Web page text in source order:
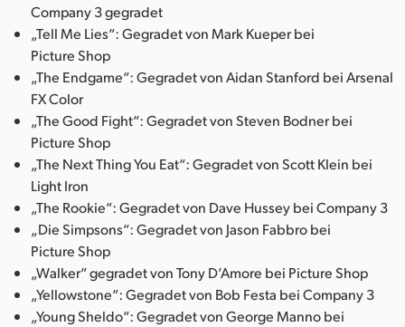
Company 3 gegradet
„Tell Me Lies“: Gegradet von Mark Kueper bei
Picture Shop
„The Endgame“: Gegradet von Aidan Stanford bei Arsenal
FX Color
„The Good Fight“: Gegradet von Steven Bodner bei
Picture Shop
„The Next Thing You Eat“: Gegradet von Scott Klein bei
Light Iron
„The Rookie“: Gegradet von Dave Hussey bei Company 3
„Die Simpsons“: Gegradet von Jason Fabbro bei
Picture Shop
„Walker“ gegradet von Tony D’Amore bei Picture Shop
„Yellowstone“: Gegradet von Bob Festa bei Company 3
„Young Sheldo“: Gegradet von George Manno bei